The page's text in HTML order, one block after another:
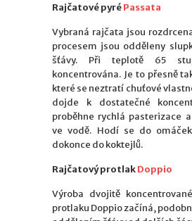
Rajčatové pyréPassata
Vybraná rajčata jsou
procesem jsou odděleny
šťávy. Při teplotě 65
koncentrována. Je to přesně
které se neztratí chuťové
dojde k dostatečné
proběhne rychlá pasterizace
ve vodě. Hodí se do
dokonce do koktejlů.
Rajčatový protlakDoppio
Výroba dvojitě
protlaku Doppio začíná,